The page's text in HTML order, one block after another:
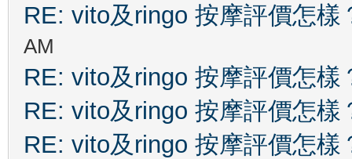
RE: vito及ringo 按摩評價怎樣
AM
RE: vito及ringo 按摩評價怎樣
RE: vito及ringo 按摩評價怎樣
RE: vito及ringo 按摩評價怎樣